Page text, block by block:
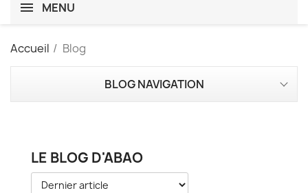
MENU
Accueil Blog
BLOG NAVIGATION
LE BLOG D'ABAO